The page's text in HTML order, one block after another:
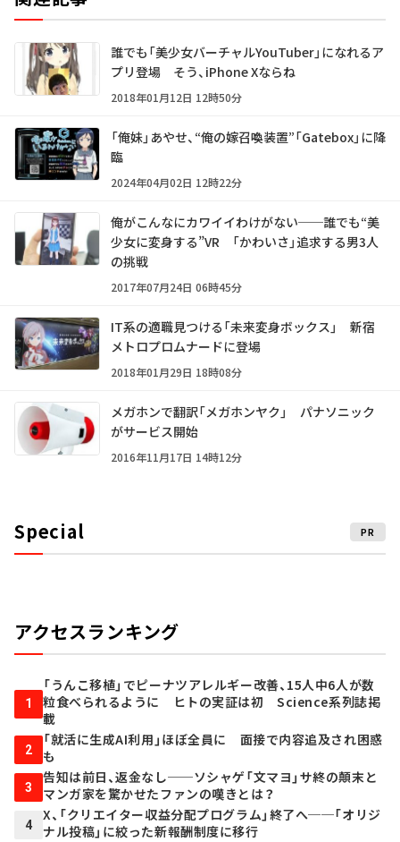
誰でも「美少女バーチャルYouTuber」になれるア
プリ登場 そう、iPhone Xならね
2018年01月12日 12時50分
「俺妹」あやせ、“俺の嫁召喚装置”「Gatebox」に降
臨
2024年04月02日 12時22分
俺がこんなにカワイイわけがない──誰でも“美
少女に変身する”VR 「かわいさ」追求する男3人
の挑戦
2017年07月24日 06時45分
IT系の適職見つける「未来変身ボックス」 新宿
メトロプロムナードに登場
2018年01月29日 18時08分
メガホンで翻訳「メガホンヤク」 パナソニック
がサービス開始
2016年11月17日 14時12分
Special PR
アクセスランキング
1
「うんこ移植」でピーナツアレルギー改善、15人中6人が数
粒食べられるように ヒトの実証は初 Science系列誌掲
載
2
「就活に生成AI利用」ほぼ全員に 面接で内容追及され困惑
も
3
告知は前日、返金なし──ソシャゲ「文マヨ」サ終の顛末と
マンガ家を驚かせたファンの嘆きとは？
4
X、「クリエイター収益分配プログラム」終了へ──「オリジ
ナル投稿」に絞った新報酬制度に移行